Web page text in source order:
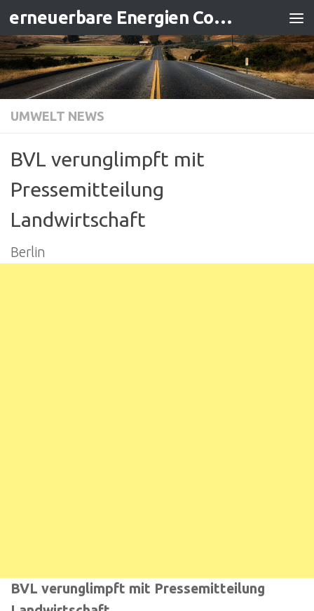
Zum Inhalt springen erneuerbare Energien Contracting
UMWELT NEWS
BVL verunglimpft mit
Pressemitteilung
Landwirtschaft
Berlin
BVL verunglimpft mit Pressemitteilung